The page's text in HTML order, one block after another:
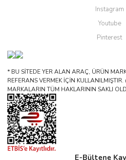
Instagram
Youtube
Pinterest
* BU SİTEDE YER ALAN ARAÇ, ÜRÜN
REFERANS VERMEK İÇİN
MARKALARIN TÜM HAKLARININ SAKLI
E-Bültene